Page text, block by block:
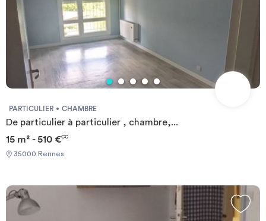
PARTICULIER CHAMBRE
De particulier à particulier , chambre,...
15 m² - 510 €CC
35000 Rennes